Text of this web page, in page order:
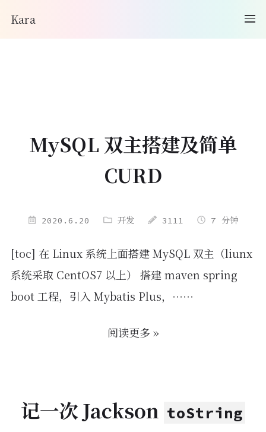
Kara
MySQL 双主搭建及简单
CURD
2020.6.20 开发 3111 7 分钟
[toc] 在 Linux 系统上面搭建 MySQL 双主（liunx
系统采取 CentOS7 以上） 搭建 maven spring
boot 工程，引入 Mybatis Plus，……
阅读更多 »
记一次 Jackson toString